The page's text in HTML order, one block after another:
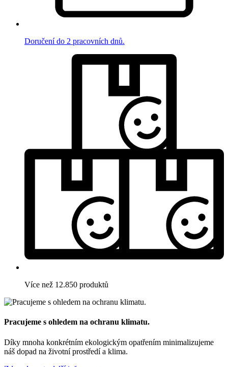
Doručení do 2 pracovních dnů.
Více než 12.850 produktů
Pracujeme s ohledem na ochranu klimatu.
Díky mnoha konkrétním ekologickým opatřením minimalizujeme
náš dopad na životní prostředí a klima.